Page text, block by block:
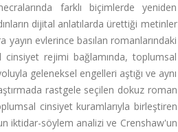
farklı biçimlerde yeniden
dijital anlatılarda ürettiği metinler
evlerince basılan romanlarındaki
rejimi bağlamında, toplumsal
geleneksel engelleri aştığı ve aynı
rastgele seçilen dokuz roman
cinsiyet kuramlarıyla birleştiren
iktidar-söylem analizi ve Crenshaw'un